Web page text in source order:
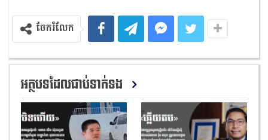
ចែករំលែក
អត្ថបទដែលជាប់ទាក់ទង